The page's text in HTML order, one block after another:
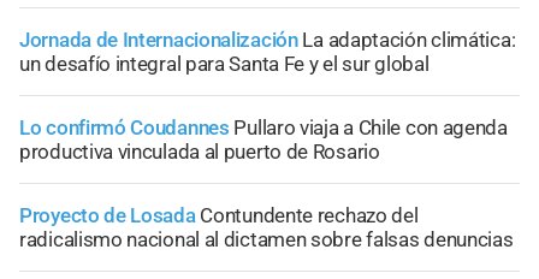
Jornada de Internacionalización La adaptación climática:
un desafío integral para Santa Fe y el sur global
Lo confirmó Coudannes Pullaro viaja a Chile con agenda
productiva vinculada al puerto de Rosario
Proyecto de Losada Contundente rechazo del
radicalismo nacional al dictamen sobre falsas denuncias